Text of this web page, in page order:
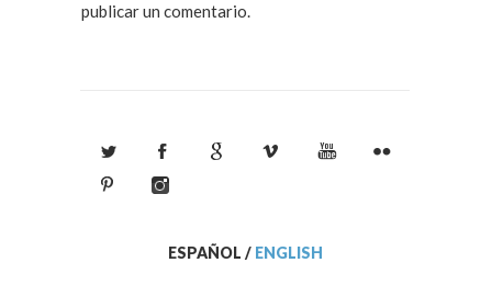
publicar un comentario.
ESPAÑOL / ENGLISH